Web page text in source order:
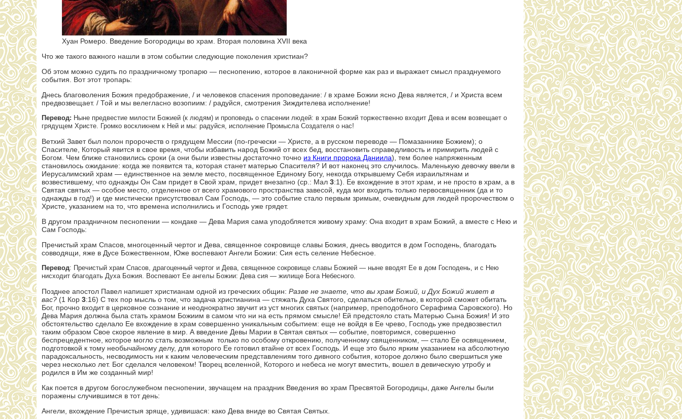
Хуан Ромеро. Введение Богородицы во храм. Вторая половина XVII века
Что же такого важного нашли в этом событии следующие поколения христиан?
Об этом можно судить по праздничному тропарю — песнопению, которое в лаконичной форме как раз и выражает смысл празднуемого
события. Вот этот тропарь:
Днесь благоволения Божия предображение, / и человеков спасения проповедание: / в храме Божии ясно Дева является, / и Христа всем
предвозвещает. / Той и мы велегласно возопиим: / радуйся, смотрения Зиждителева исполнение!
Перевод: Ныне предвестие милости Божией (к людям) и проповедь о спасении людей: в храм Божий торжественно входит Дева и всем возвещает о
грядущем Христе. Громко воскликнем к Ней и мы: радуйся, исполнение Промысла Создателя о нас!
Ветхий Завет был полон пророчеств о грядущем Мессии (по-гречески — Христе, а в русском переводе — Помазаннике Божием); о
Спасителе, Который явится в свое время, чтобы избавить народ Божий от всех бед, восстановить справедливость и примирить людей с
Богом. Чем ближе становились сроки (а они были известны достаточно точно из Книги пророка Даниила), тем более напряженным
становилось ожидание: когда же появится та, которая станет матерью Спасителя? И вот наконец это случилось. Маленькую девочку ввели в
Иерусалимский храм — единственное на земле место, посвященное Единому Богу, некогда открывшему Себя израильтянам и
возвестившему, что однажды Он Сам придет в Свой храм, придет внезапно (ср.: Мал 3:1). Ее вхождение в этот храм, и не просто в храм, а в
Святая святых — особое место, отделенное от всего храмового пространства завесой, куда мог входить только первосвященник (да и то
однажды в год!) и где мистически присутствовал Сам Господь, — это событие стало первым зримым, очевидным для людей пророчеством о
Христе, указанием на то, что времена исполнились и Господь уже грядет.
В другом праздничном песнопении — кондаке — Дева Мария сама уподобляется живому храму: Она входит в храм Божий, а вместе с Нею и
Сам Господь:
Пречистый храм Спасов, многоценный чертог и Дева, священное сокровище славы Божия, днесь вводится в дом Господень, благодать
совводящи, яже в Дусе Божественном, Юже воспевают Ангели Божии: Сия есть селение Небесное.
Перевод: Пречистый храм Спасов, драгоценный чертог и Дева, священное сокровище славы Божией — ныне вводят Ее в дом Господень, и с Нею
нисходит благодать Духа Божия. Воспевают Ее ангелы Божии: Дева сия — жилище Бога Небесного.
Позднее апостол Павел напишет христианам одной из греческих общин: Разве не знаете, что вы храм Божий, и Дух Божий живет в
вас? (1 Кор 3:16) С тех пор мысль о том, что задача христианина — стяжать Духа Святого, сделаться обителью, в которой сможет обитать
Бог, прочно входит в церковное сознание и неоднократно звучит из уст многих святых (например, преподобного Серафима Саровского). Но
Дева Мария должна была стать храмом Божиим в самом что ни на есть прямом смысле! Ей предстояло стать Матерью Сына Божия! И это
обстоятельство сделало Ее вхождение в храм совершенно уникальным событием: еще не войдя в Ее чрево, Господь уже предвозвестил
таким образом Свое скорое явление в мир. А введение Девы Марии в Святая святых — событие, повторимся, совершенно
беспрецедентное, которое могло стать возможным только по особому откровению, полученному священником, — стало Ее освящением,
подготовкой к тому необычайному делу, для которого Ее готовил втайне от всех Господь. И еще это было ярким указанием на абсолютную
парадоксальность, несводимость ни к каким человеческим представлениям того дивного события, которое должно было свершиться уже
через несколько лет. Бог сделался человеком! Творец вселенной, Которого и небеса не могут вместить, вошел в девическую утробу и
родился в Им же созданный мир!
Как поется в другом богослужебном песнопении, звучащем на праздник Введения во храм Пресвятой Богородицы, даже Ангелы были
поражены случившимся в тот день:
Ангели, вхождение Пречистыя зряще, удивишася: како Дева вниде во Святая Святых.